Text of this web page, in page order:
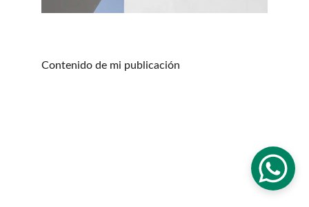
Contenido de mi publicación